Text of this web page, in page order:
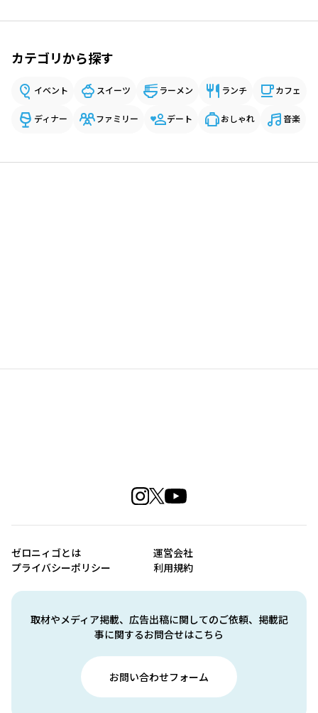
カテゴリから探す
イベント スイーツ ラーメン ランチ カフェ
ディナー ファミリー デート おしゃれ 音楽
取材やメディア掲載、広告出稿に関してのご依頼、掲載記
事に関するお問合せはこちら
お問い合わせフォーム
ゼロニィゴとは
運営会社
プライバシーポリシー
利用規約